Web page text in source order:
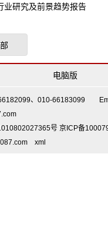
业研究及前景趋势报告
电脑版
66182099、010-66183099
号 京ICP备
xml